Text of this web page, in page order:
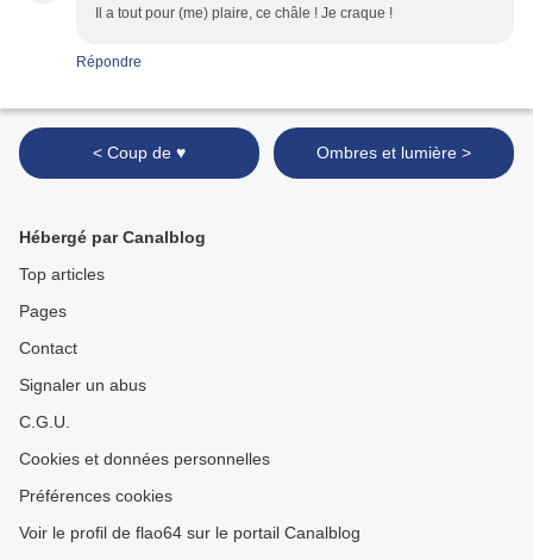
Il a tout pour (me) plaire, ce châle ! Je craque !
Répondre
< Coup de ♥ Ombres et lumière >
Hébergé par Canalblog
Top articles
Pages
Contact
Signaler un abus
C.G.U.
Cookies et données personnelles
Préférences cookies
Voir le profil de flao64 sur le portail Canalblog